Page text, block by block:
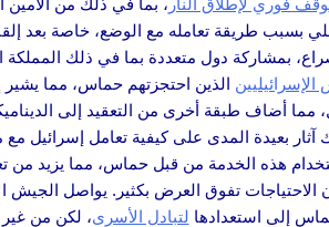
بسبب طريقة تعامله مع الوضع، خاصة
بمشاركة دول متعددة بما في ذلك
الذين احتجزتهم حماس، مما
مما أضاف طبقة أخرى من التعقيد إلى
آثار بعيدة المدى على كيفية تعامل إسرائيل
هذه الخدمة من قبل حماس، مما يزيد من
تفوق العرض بكثير. يواصل الجيش
إلى استعدادها لتبادل الأسرى، لكن من